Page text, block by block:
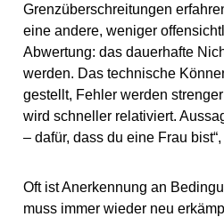
Grenzüberschreitungen
eine andere, weniger
Abwertung: das dauerhafte
werden. Das technische
gestellt, Fehler werden
wird schneller relativiert.
– dafür, dass du eine Frau
Oft ist Anerkennung an
muss immer wieder neu